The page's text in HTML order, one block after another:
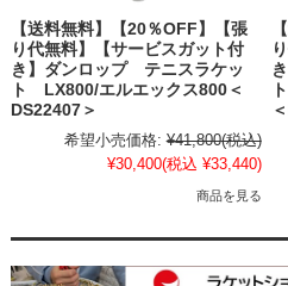
【送料無料】【20％OFF】【張
り代無料】【サービスガット付
き】ダンロップ テニスラケッ
ト LX800/エルエックス800＜
DS22407＞
希望小売価格: ¥41,800(税込)
¥30,400(税込 ¥33,440)
商品を見る